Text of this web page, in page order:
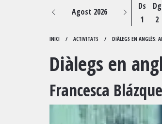
Agost 2026
Ds
1
Dg
2
INICI ACTIVITATS DIÀLEGS EN ANGLÈS:
Diàlegs en
Francesca